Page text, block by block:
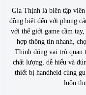
Gia Thịnh là biên tập
đồng biết đến với phong
với thế giới game cầm
hợp thông tin nhanh,
Thịnh đóng vai trò quan
chất lượng, dễ hiểu và
thiết bị handheld cùng
luôn